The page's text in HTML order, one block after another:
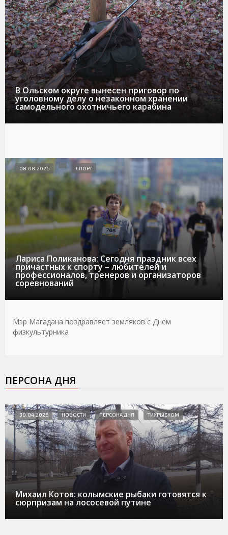
В Ольском округе вынесен приговор по
уголовному делу о незаконном хранении
самодельного охотничьего карабина
Лариса Поликанова: Сегодня праздник всех
причастных к спорту – любителей и
профессионалов, тренеров и организаторов
соревнований
08.08.2026 СПОРТ
Мэр Магадана поздравляет земляков с Днем
физкультурника
ПЕРСОНА ДНЯ
Михаил Котов: колымские рыбаки готовятся к
сюрпризам на лососевой путине
30.04.2026 НОВОСТИ ПЕРСОНА ДНЯ ТИХРЫБКОМ